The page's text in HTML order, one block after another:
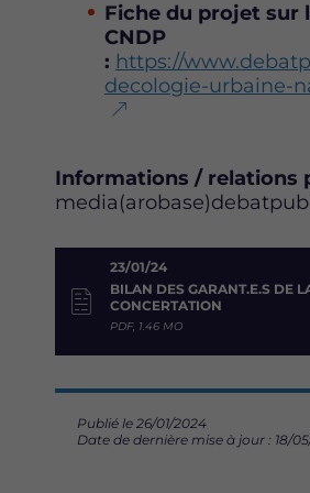
Fiche du projet sur
CNDP
: https://
decologie-urbaine-
Informations / relations
23/01/24
BILAN DES GARANT.E.S DE
CONCERTATION
PDF, 1.46 MO
Publié le 26/01/2024
Date de dernière mise à jour : 18/